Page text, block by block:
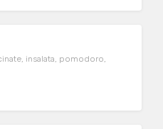
insalata, pomodoro,